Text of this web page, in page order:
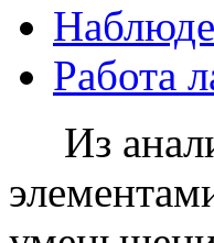
Работа
Из